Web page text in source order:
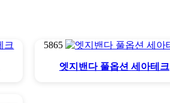
5865
엣지밴다 풀옵션 세아테크